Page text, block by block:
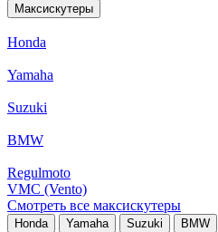
Максискутеры
Honda
Yamaha
Suzuki
BMW
Regulmoto
VMC (Vento)
Смотреть все максискутеры
Honda Yamaha Suzuki BMW